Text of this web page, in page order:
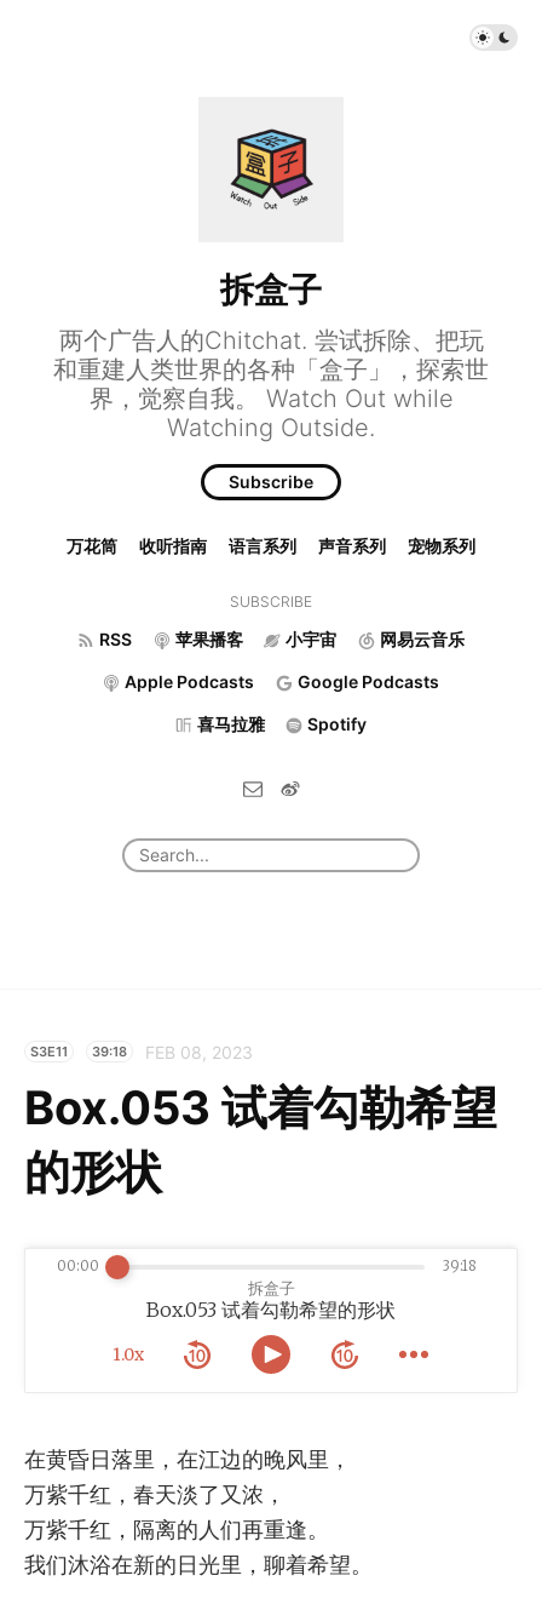
拆盒子
两个广告人的Chitchat. 尝试拆除、把玩
和重建人类世界的各种「盒子」，探索世
界，觉察自我。 Watch Out while
Watching Outside.
Subscribe
万花筒 收听指南 语言系列 声音系列 宠物系列
SUBSCRIBE
RSS 苹果播客 小宇宙 网易云音乐
Apple Podcasts Google Podcasts
喜马拉雅 Spotify
S3E11 39:18 FEB 08, 2023
Box.053 试着勾勒希望
的形状
拆盒子
Box.053 试着勾勒希望的形状
1.0x
00:00 39:18
在黄昏日落里，在江边的晚风里，
万紫千红，春天淡了又浓，
万紫千红，隔离的人们再重逢。
我们沐浴在新的日光里，聊着希望。